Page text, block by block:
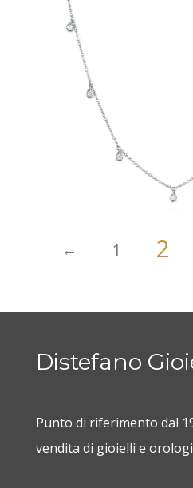
← 1 2
Distefano
Punto di riferimento dal
vendita di gioielli e